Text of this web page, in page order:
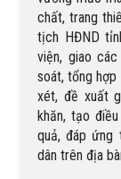
chất, trang
tịch HĐND
viện, giao
soát, tổng
xét, đề xuất
khăn, tạo
quả, đáp ứng
dân trên địa